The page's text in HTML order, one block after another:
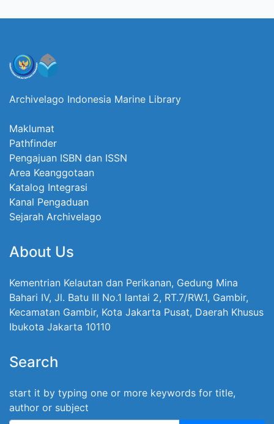
Archivelago Indonesia Marine Library
Maklumat
Pathfinder
Pengajuan ISBN dan ISSN
Area Keanggotaan
Katalog Integrasi
Kanal Pengaduan
Sejarah Archivelago
About Us
Kementrian Kelautan dan Perikanan, Gedung Mina
Bahari IV, Jl. Batu III No.1 lantai 2, RT.7/RW.1, Gambir,
Kecamatan Gambir, Kota Jakarta Pusat, Daerah Khusus
Ibukota Jakarta 10110
Search
start it by typing one or more keywords for title,
author or subject